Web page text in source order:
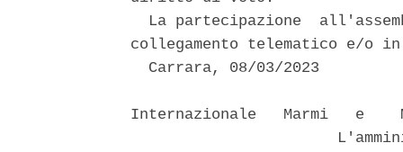
La partecipazione
collegamento telematico e/o
  Carrara, 08/03/2023
Internazionale   Marmi   e